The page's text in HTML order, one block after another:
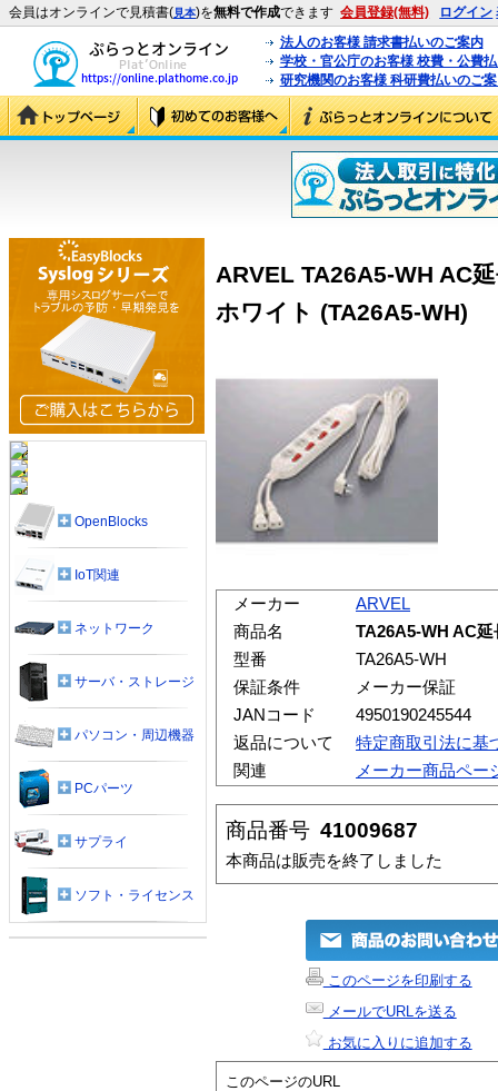
会員はオンラインで見積書(見本)を無料で作成できます 会員登録(無料) ログイン
法人のお客様 請求書払いのご案内
学校・官公庁のお客様 校費・公費
研究機関のお客様 科研費払いのご
ARVEL TA26A5-WH AC
ホワイト (TA26A5-WH)
メーカー
ARVEL
商品名
TA26A5-WH AC
型番
TA26A5-WH
保証条件
メーカー保証
JANコード
4950190245544
返品について
特定商取引法に基
関連
メーカー商品ペー
商品番号 41009687
本商品は販売を終了しました
このページを印刷する
メールでURLを送る
お気に入りに追加する
このページのURL
OpenBlocks
IoT関連
ネットワーク
サーバ・ストレージ
パソコン・周辺機器
PCパーツ
サプライ
ソフト・ライセンス